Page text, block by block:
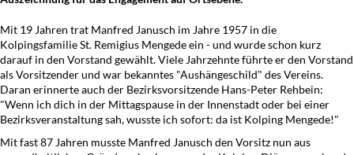
Mit 19 Jahren trat Manfred Janusch im Jahre 1957 in die
Kolpingsfamilie St. Remigius Mengede ein - und wurde schon kurz
darauf in den Vorstand gewählt. Viele Jahrzehnte führte er den Vorstand
als Vorsitzender und war bekanntes "Aushängeschild" des Vereins.
Daran erinnerte auch der Bezirksvorsitzende Hans-Peter Rehbein:
"Wenn ich dich in der Mittagspause in der Innenstadt oder bei einer
Bezirksveranstaltung sah, wusste ich sofort: da ist Kolping Mengede!"
Mit fast 87 Jahren musste Manfred Janusch den Vorsitz nun aus